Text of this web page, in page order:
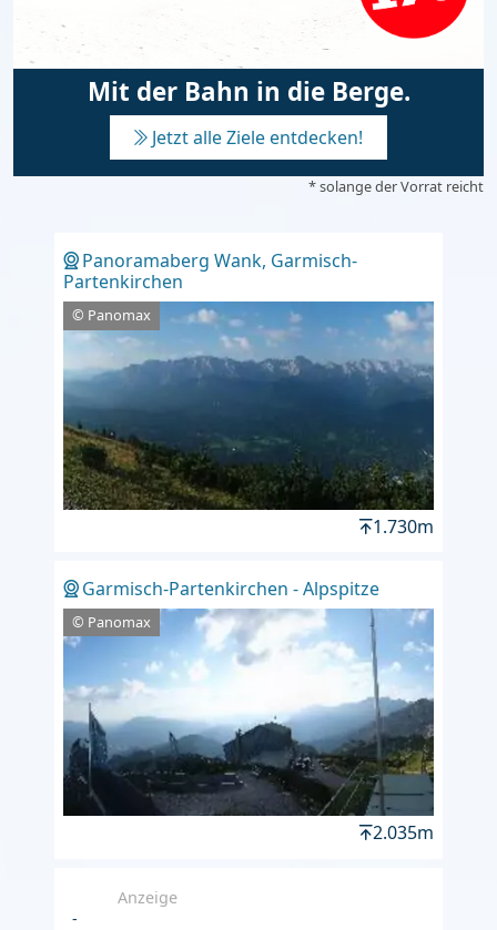
Mit der Bahn in die Berge.
Jetzt alle Ziele entdecken!
* solange der Vorrat reicht
Panoramaberg Wank, Garmisch-
Partenkirchen
© Panomax
1.730m
Garmisch-Partenkirchen - Alpspitze
© Panomax
2.035m
Anzeige
-